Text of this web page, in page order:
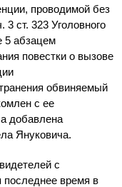
проводимой без
ст. 323 Уголовного
5 абзацем
повестки о вызове
обвиняемый
с ее
добавлена
Януковича.
с
последнее время в